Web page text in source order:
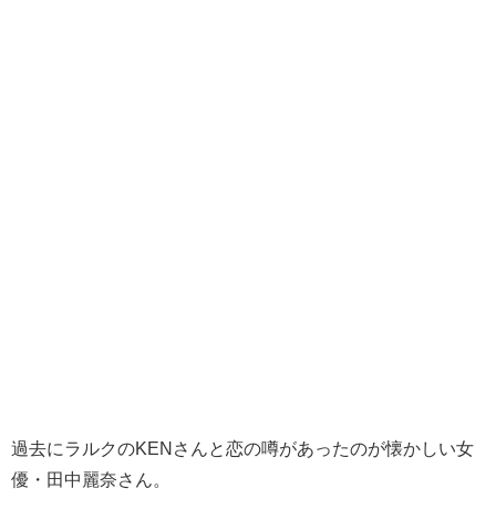
過去にラルクのKENさんと恋の噂があったのが懐かしい女
優・田中麗奈さん。